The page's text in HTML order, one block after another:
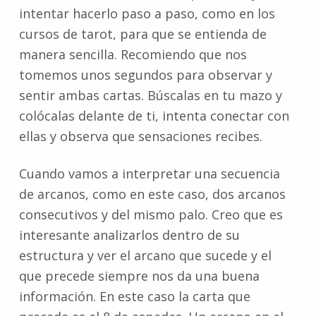
intentar hacerlo paso a paso, como en los
cursos de tarot, para que se entienda de
manera sencilla. Recomiendo que nos
tomemos unos segundos para observar y
sentir ambas cartas. Búscalas en tu mazo y
colócalas delante de ti, intenta conectar con
ellas y observa que sensaciones recibes.
Cuando vamos a interpretar una secuencia
de arcanos, como en este caso, dos arcanos
consecutivos y del mismo palo. Creo que es
interesante analizarlos dentro de su
estructura y ver el arcano que sucede y el
que precede siempre nos da una buena
información. En este caso la carta que